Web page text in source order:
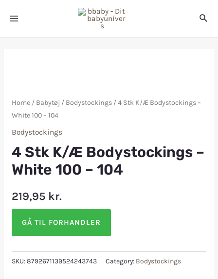
Home/ Babytøj / Bodystockings/ 4 Stk K/Æ Bodystockings –
White 100 – 104
Bodystockings
4 Stk K/Æ Bodystockings –
White 100 – 104
219,95 kr.
GÅ TIL FORHANDLER
SKU:8792671139524243743 Category: Bodystockings